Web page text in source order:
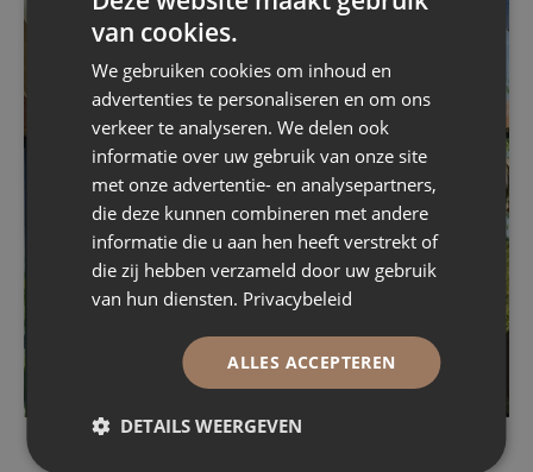
van cookies.
We gebruiken cookies om inhoud en
advertenties te personaliseren en om ons
verkeer te analyseren. We delen ook
informatie over uw gebruik van onze site
met onze advertentie- en analysepartners,
die deze kunnen combineren met andere
informatie die u aan hen heeft verstrekt of
die zij hebben verzameld door uw gebruik
van hun diensten. Privacybeleid
ALLES ACCEPTEREN
DETAILS WEERGEVEN